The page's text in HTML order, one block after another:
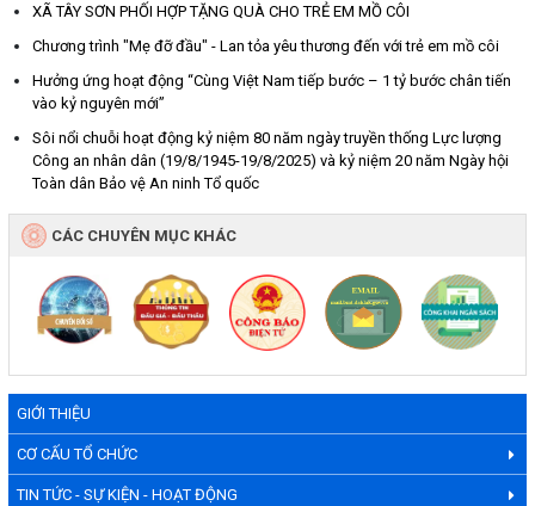
GIỚI THIỆU
CƠ CẤU TỔ CHỨC
TIN TỨC - SỰ KIỆN - HOẠT ĐỘNG
XÃ TÂY SƠN PHỐI HỢP TẶNG QUÀ CHO TRẺ EM MỒ CÔI
Chương trình "Mẹ đỡ đầu" - Lan tỏa yêu thương đến với trẻ em mồ côi
Hưởng ứng hoạt động “Cùng Việt Nam tiếp bước – 1 tỷ bước chân tiến
vào kỷ nguyên mới”
Sôi nổi chuỗi hoạt động kỷ niệm 80 năm ngày truyền thống Lực lượng
Công an nhân dân (19/8/1945-19/8/2025) và kỷ niệm 20 năm Ngày hội
Toàn dân Bảo vệ An ninh Tổ quốc
CÁC CHUYÊN MỤC KHÁC